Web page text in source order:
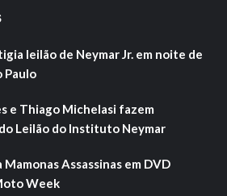
leilão de Neymar Jr. em noite de
Paulo
e Thiago Michelasi fazem
Leilão do Instituto Neymar
Assassinas em DVD
Week